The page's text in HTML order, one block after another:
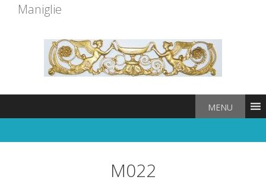
Maniglie
MENU
M022